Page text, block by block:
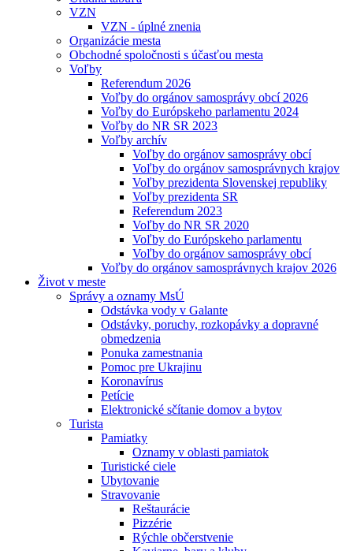
VZN
VZN - úplné znenia
Organizácie mesta
Obchodné spoločnosti s účasťou mesta
Voľby
Referendum 2026
Voľby do orgánov samosprávy obcí 2026
Voľby do Európskeho parlamentu 2024
Voľby do NR SR 2023
Voľby archív
Voľby do orgánov samosprávy obcí
Voľby do orgánov samosprávnych krajov
Voľby prezidenta Slovenskej republiky
Voľby prezidenta SR
Referendum 2023
Voľby do NR SR 2020
Voľby do Európskeho parlamentu
Voľby do orgánov samosprávy obcí
Voľby do orgánov samosprávnych krajov 2026
Život v meste
Správy a oznamy MsÚ
Odstávka vody v Galante
Odstávky, poruchy, rozkopávky a dopravné
obmedzenia
Ponuka zamestnania
Pomoc pre Ukrajinu
Koronavírus
Petície
Elektronické sčítanie domov a bytov
Turista
Pamiatky
Oznamy v oblasti pamiatok
Turistické ciele
Ubytovanie
Stravovanie
Reštaurácie
Pizzérie
Rýchle občerstvenie